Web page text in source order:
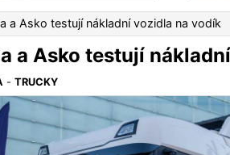
a Asko testují nákladní vozidla na vodík
a Asko testují
-TRUCKY